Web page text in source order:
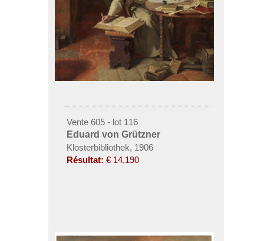
Vente 605 - lot 116
Eduard von Grützner
Klosterbibliothek, 1906
Résultat: € 14,190